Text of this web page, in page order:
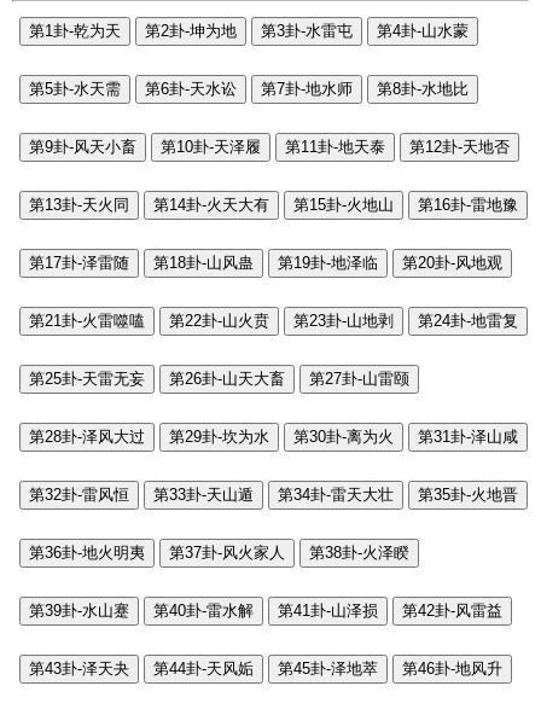
第1卦-乾为天 第2卦-坤为地 第3卦-水雷屯 第4卦-山水蒙
第5卦-水天需 第6卦-天水讼 第7卦-地水师 第8卦-水地比
第9卦-风天小畜 第10卦-天泽履 第11卦-地天泰 第12卦-天地否
第13卦-天火同 第14卦-火天大有 第15卦-火地山 第16卦-雷地豫
第17卦-泽雷随 第18卦-山风蛊 第19卦-地泽临 第20卦-风地观
第21卦-火雷噬嗑 第22卦-山火贲 第23卦-山地剥 第24卦-地雷复
第25卦-天雷无妄 第26卦-山天大畜 第27卦-山雷颐
第28卦-泽风大过 第29卦-坎为水 第30卦-离为火 第31卦-泽山咸
第32卦-雷风恒 第33卦-天山遁 第34卦-雷天大壮 第35卦-火地晋
第36卦-地火明夷 第37卦-风火家人 第38卦-火泽睽
第39卦-水山蹇 第40卦-雷水解 第41卦-山泽损 第42卦-风雷益
第43卦-泽天夬 第44卦-天风姤 第45卦-泽地萃 第46卦-地风升